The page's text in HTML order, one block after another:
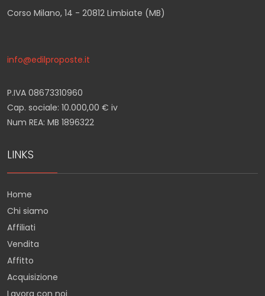
Corso Milano, 14 - 20812 Limbiate (MB)
info@edilproposte.it
P.IVA 08673310960
Cap. sociale: 10.000,00 € iv
Num REA: MB 1896322
LINKS
Home
Chi siamo
Affiliati
Vendita
Affitto
Acquisizione
Lavora con noi